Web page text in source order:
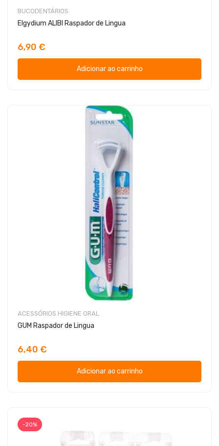
BUCODENTÁRIOS
Elgydium ALIBI Raspador de Lingua
6,90 €
Adicionar ao carrinho
ACESSÓRIOS HIGIENE ORAL
GUM Raspador de Lingua
6,40 €
Adicionar ao carrinho
-20%